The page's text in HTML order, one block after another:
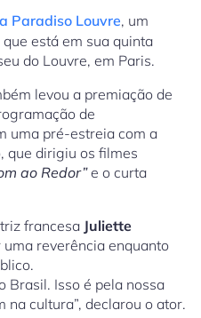
Paradiso Louvre, um
está em sua quinta
do Louvre, em Paris.
levou a premiação de
de
uma pré-estreia com a
que dirigiu os filmes
ao Redor”e o curta
francesa Juliette
uma reverência enquanto
Brasil. Isso é pela nossa
na cultura”, declarou o ator.